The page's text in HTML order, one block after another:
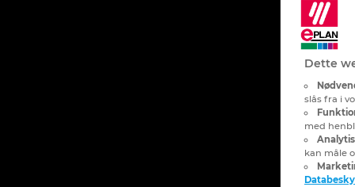
Dette
slås fra i
med
kan måle